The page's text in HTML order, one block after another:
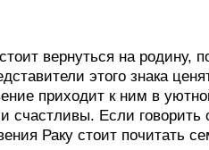
вернуться на родину,
этого знака
приходит к ним в
счастливы. Если говорить
Раку стоит почитать